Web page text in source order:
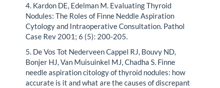
4. Kardon DE, Edelman M. Evaluating Thyroid
Nodules: The Roles of Finne Neddle Aspiration
Cytology and Intraoperative Consultation. Pathol
Case Rev 2001; 6 (5): 200-205.
5. De Vos Tot Nederveen Cappel RJ, Bouvy ND,
Bonjer HJ, Van Muisuinkel MJ, Chadha S. Finne
needle aspiration citology of thyroid nodules: how
accurate is it and what are the causes of discrepant